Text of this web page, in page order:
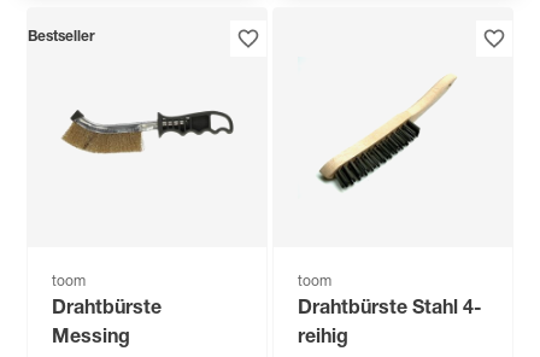
Bestseller
toom
Drahtbürste
Messing
toom
Drahtbürste Stahl 4-
reihig